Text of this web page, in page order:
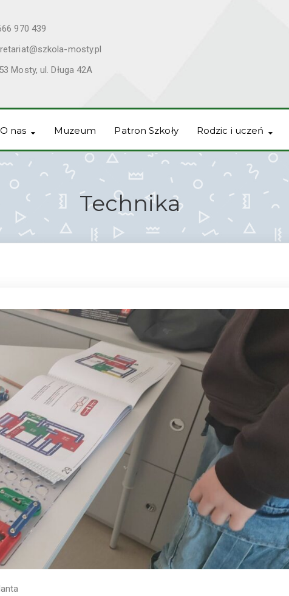
970 439
mosty.pl
Mosty, ul. Długa 42A
O nas Muzeum Patron Szkoły Rodzic i uczeń
Technika